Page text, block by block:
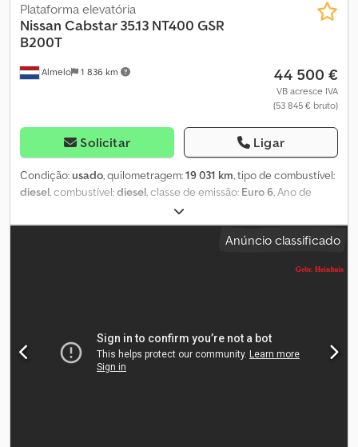
Almelo 1 836 km
Plataforma elevatória
Nissan Cabstar 35.13 NT400 GSR
B200T
44 500 €
VB acresce IVA
(53 845 € bruto)
Solicitar Ligar
Condição:usado, quilometragem:19 031 km, tipo de combustível:
diesel, combustível:diesel, classe de emissão: Euro 6, Ano de
, horas de funcionamento:
AdBlue, = Outras opções e acessórios = - TDP (Tomada de força)
= Observações = Nissan Cabstar 35.13 NT400. Ano: 2018.
velocidades. Peso máximo: 3500 kg. Carga por eixo: 1: 1750 kg. 2:
Capacidade máxima da plataforma: 250 kg / 2 pessoas + 90 kg.
Força lateral máxima: 400 N. Velocidade máxima do vento: 12,5 m/s.
4 apoios estabilizadores. Funcionamento elétrico na plataforma.
Anúncio classificado